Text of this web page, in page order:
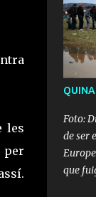
les
per
Foto:
de ser
que